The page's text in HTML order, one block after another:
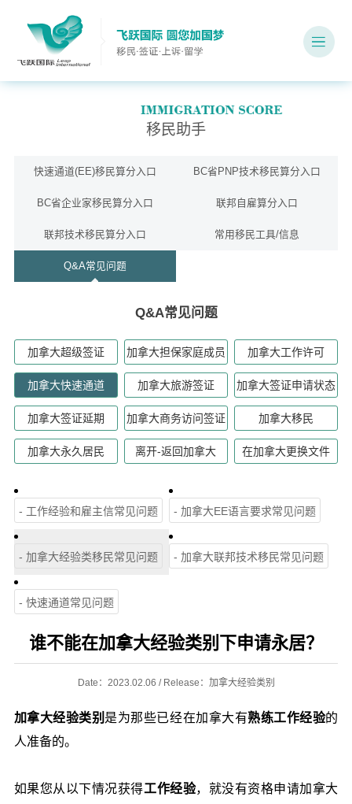
移民助手
快速通道(EE)移民算分入口 BC省PNP技术移民算分入口
BC省企业家移民算分入口 联邦自雇算分入口
联邦技术移民算分入口 常用移民工具/信息
Q&A常见问题
Q&A常见问题
加拿大超级签证 加拿大担保家庭成员 加拿大工作许可
加拿大快速通道 加拿大旅游签证 加拿大签证申请状态
加拿大签证延期 加拿大商务访问签证 加拿大移民
加拿大永久居民 离开-返回加拿大 在加拿大更换文件
- 工作经验和雇主信常见问题 - 加拿大EE语言要求常见问题
- 加拿大经验类移民常见问题 - 加拿大联邦技术移民常见问题
- 快速通道常见问题
谁不能在加拿大经验类别下申请永居？
Date：2023.02.06 / Release：加拿大经验类别
加拿大经验类别 是为那些已经在加拿大有熟练工作经验的
人准备的。
如果您从以下情况获得工作经验，就没有资格申请加拿大